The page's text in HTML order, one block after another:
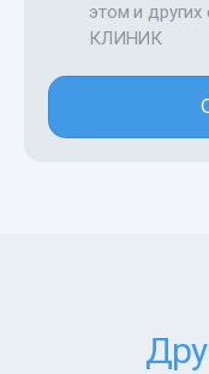
этом и других
КЛИНИК